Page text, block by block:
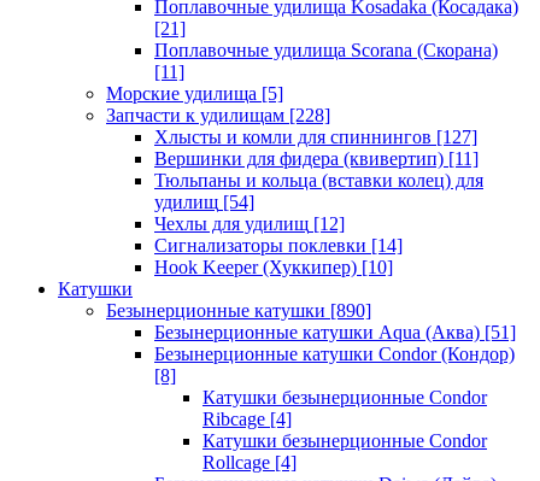
Поплавочные удилища Kosadaka (Косадака)
[21]
Поплавочные удилища Scorana (Скорана)
[11]
Морские удилища [5]
Запчасти к удилищам [228]
Хлысты и комли для спиннингов [127]
Вершинки для фидера (квивертип) [11]
Тюльпаны и кольца (вставки колец) для
удилищ [54]
Чехлы для удилищ [12]
Сигнализаторы поклевки [14]
Hook Keeper (Хуккипер) [10]
Катушки
Безынерционные катушки [890]
Безынерционные катушки Aqua (Аква) [51]
Безынерционные катушки Condor (Кондор)
[8]
Катушки безынерционные Condor
Ribcage [4]
Катушки безынерционные Condor
Rollcage [4]